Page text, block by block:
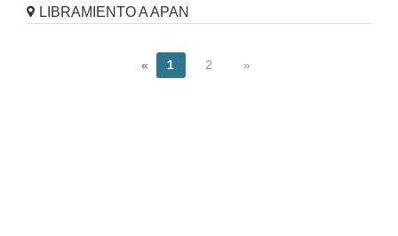
LIBRAMIENTO A APAN
« 1 2 »